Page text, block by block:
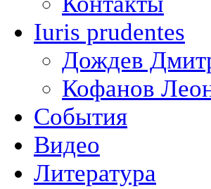
Iuris prudentes
Дождев
Кофанов
События
Видео
Литература